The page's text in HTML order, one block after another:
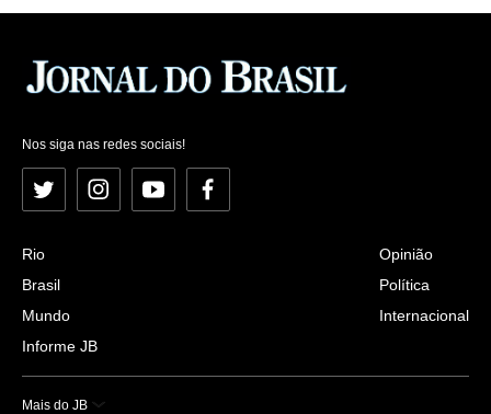
Nos siga nas redes sociais!
Twitter InstagramYouTubeFacebook
Rio
Brasil
Mundo
Informe JB
Opinião
Política
Internacional
Mais do JB